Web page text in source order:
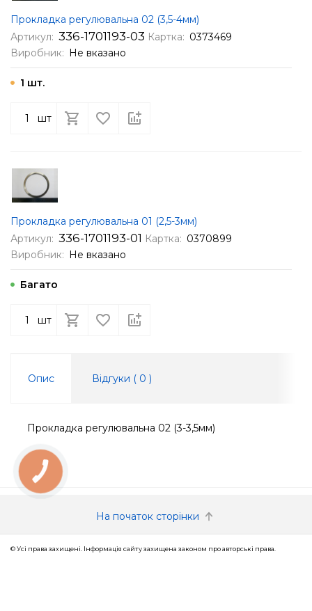
Прокладка регулювальна 02 (3,5-4мм)
Артикул: 336-1701193-03 Картка: 0373469
Виробник: Не вказано
1 шт.
шт
Прокладка регулювальна 01 (2,5-3мм)
Артикул: 336-1701193-01 Картка: 0370899
Виробник: Не вказано
Багато
шт
Опис Відгуки ( 0 )
Прокладка регулювальна 02 (3-3,5мм)
На початок сторінки
© Усі права захищені. Інформація сайту захищена законом про авторські права.
КНОПКА
ЗВ'ЯЗКУ